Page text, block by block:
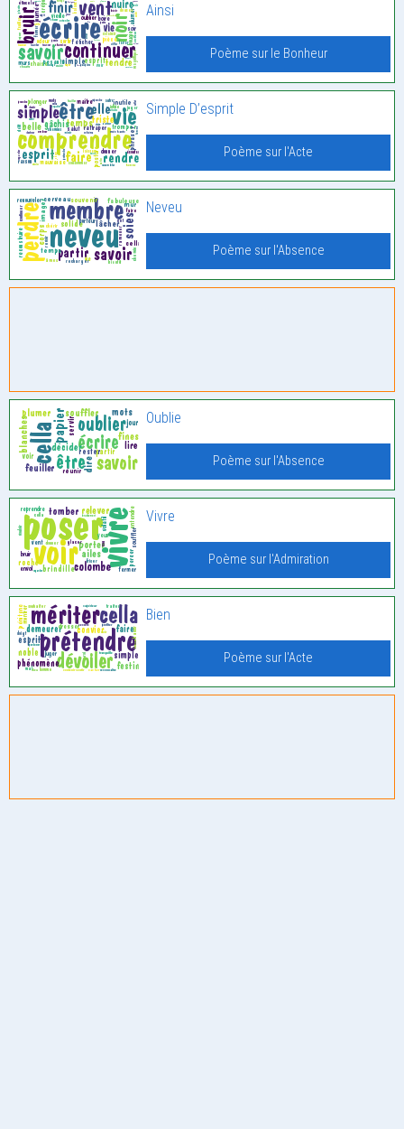
Ainsi
Poème sur le Bonheur
Simple D’esprit
Poème sur l'Acte
Neveu
Poème sur l'Absence
Oublie
Poème sur l'Absence
Vivre
Poème sur l'Admiration
Bien
Poème sur l'Acte